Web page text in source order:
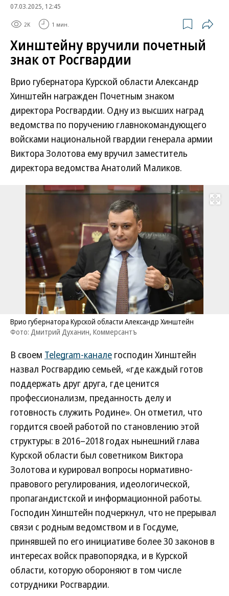
07.03.2025, 12:45
2K 1 мин.
Хинштейну вручили почетный
знак от Росгвардии
Врио губернатора Курской области Александр
Хинштейн награжден Почетным знаком
директора Росгвардии. Одну из высших наград
ведомства по поручению главнокомандующего
войсками национальной гвардии генерала армии
Виктора Золотова ему вручил заместитель
директора ведомства Анатолий Маликов.
Развернуть
Врио губернатора Курской области Александр Хинштейн
Фото: Дмитрий Духанин, Коммерсантъ
В своем Telegram-канале господин Хинштейн
назвал Росгвардию семьей, «где каждый готов
поддержать друг друга, где ценится
профессионализм, преданность делу и
готовность служить Родине». Он отметил, что
гордится своей работой по становлению этой
структуры: в 2016–2018 годах нынешний глава
Курской области был советником Виктора
Золотова и курировал вопросы нормативно-
правового регулирования, идеологической,
пропагандистской и информационной работы.
Господин Хинштейн подчеркнул, что не прерывал
связи с родным ведомством и в Госдуме,
принявшей по его инициативе более 30 законов в
интересах войск правопорядка, и в Курской
области, которую обороняют в том числе
сотрудники Росгвардии.